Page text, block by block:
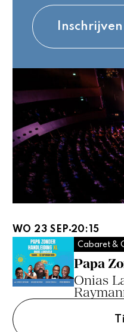
Inschrijven
Papa
Onias
Cabaret &
WO 23 SEP 20:15